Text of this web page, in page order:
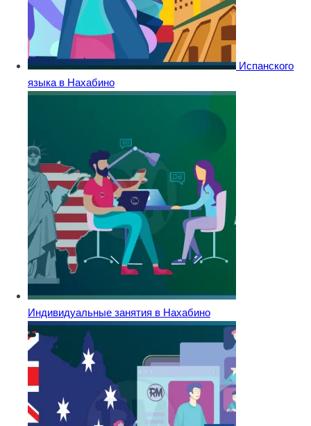
Испанского
языка в Нахабино
Индивидуальные занятия в Нахабино